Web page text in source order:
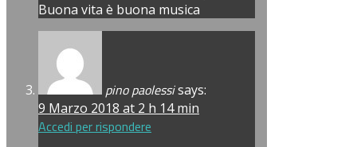
Buona vita è buona musica
pino paolessisays:
9 Marzo 2018 at 2 h 14 min
Accedi per rispondere